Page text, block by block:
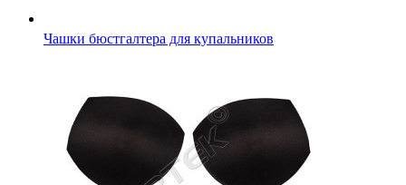
Чашки бюстгалтера для купальников